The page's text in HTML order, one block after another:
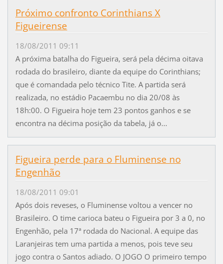
Próximo confronto Corinthians X
Figueirense
18/08/2011 09:11
A próxima batalha do Figueira, será pela décima oitava
rodada do brasileiro, diante da equipe do Corinthians;
que é comandada pelo técnico Tite. A partida será
realizada, no estádio Pacaembu no dia 20/08 às
18h:00. O Figueira hoje tem 23 pontos ganhos e se
encontra na décima posição da tabela, já o...
Figueira perde para o Fluminense no
Engenhão
18/08/2011 09:01
Após dois reveses, o Fluminense voltou a vencer no
Brasileiro. O time carioca bateu o Figueira por 3 a 0, no
Engenhão, pela 17ª rodada do Nacional. A equipe das
Laranjeiras tem uma partida a menos, pois teve seu
jogo contra o Santos adiado. O JOGO O primeiro tempo